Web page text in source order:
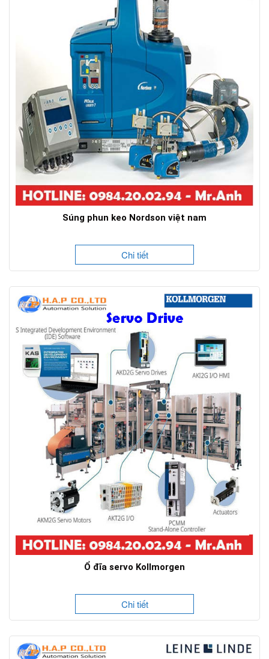
Súng phun keo Nordson việt nam
Chi tiết
Ổ đĩa servo Kollmorgen
Chi tiết